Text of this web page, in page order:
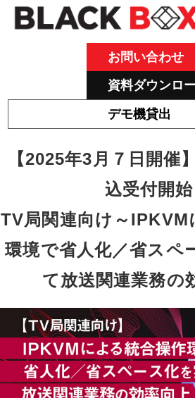
お問い合わ
資料ダウンロ
デモ機貸
Emeraldについて
Black Box 製品紹介と活
サポート
ブログ
【2025年3月７日開催
込受付開
TV局関連向け～IPKVM
環境で省人化／省スペ
て放送関連業務の